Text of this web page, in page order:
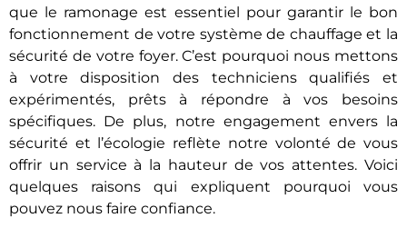
que le ramonage est essentiel pour garantir le bon
fonctionnement de votre système de chauffage et la
sécurité de votre foyer. C’est pourquoi nous mettons
à votre disposition des techniciens qualifiés et
expérimentés, prêts à répondre à vos besoins
spécifiques. De plus, notre engagement envers la
sécurité et l’écologie reflète notre volonté de vous
offrir un service à la hauteur de vos attentes. Voici
quelques raisons qui expliquent pourquoi vous
pouvez nous faire confiance.